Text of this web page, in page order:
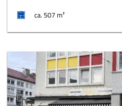
ca. 507 m²